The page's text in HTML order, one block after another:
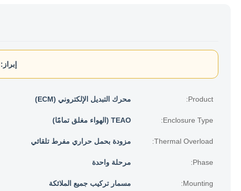
إبراز:
Product: محرك التبديل الإلكتروني (ECM)
Enclosure Type: TEAO (الهواء مغلق تمامًا)
Thermal Overload: مزودة بحمل حراري مفرط تلقائي
Phase: مرحلة واحدة
Mounting: مسمار تركيب جميع الملائكة